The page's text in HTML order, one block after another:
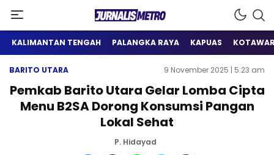
Jurnalis Metro
Satu Wadah Informasi
KALIMANTAN TENGAH PALANGKA RAYA KAPUAS
BARITO UTARA 9 November 2025 | 5:23 am
Pemkab Barito Utara Gelar Lomba Cipta
Menu B2SA Dorong Konsumsi Pangan
Lokal Sehat
P. Hidayad